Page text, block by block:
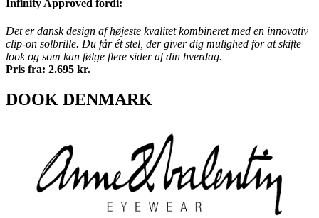
Infinity Approved fordi:
Det er dansk design af højeste kvalitet kombineret med en innovativ
clip-on solbrille. Du får ét stel, der giver dig mulighed for at skifte
look og som kan følge flere sider af din hverdag.
Pris fra: 2.695 kr.
DOOK DENMARK